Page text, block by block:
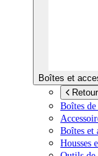
Boîtes et
Boîtes de
Boîtes et
Housses